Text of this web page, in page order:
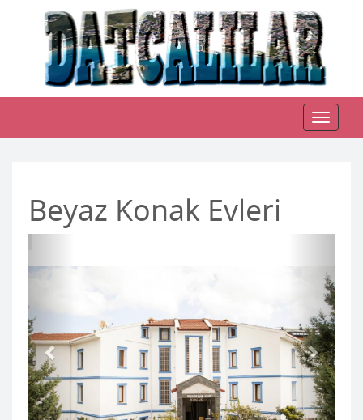
Toggle
Beyaz Konak Evleri